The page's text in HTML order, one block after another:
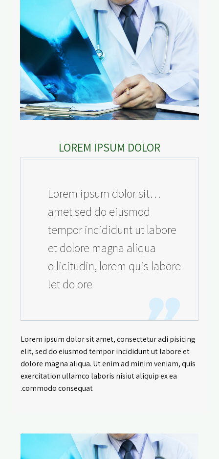
LOREM IPSUM DOLOR
…Lorem ipsum dolor sit
amet sed do eiusmod
tempor incididunt ut labore
et dolore magna aliqua
ollicitudin, lorem quis labore
et dolore!
Lorem ipsum dolor sit amet, consectetur adi pisicing
elit, sed do eiusmod tempor incididunt ut labore et
dolore magna aliqua. Ut enim ad minim veniam, quis
exercitation ullamco laboris nisiut aliquip ex ea
commodo consequat.